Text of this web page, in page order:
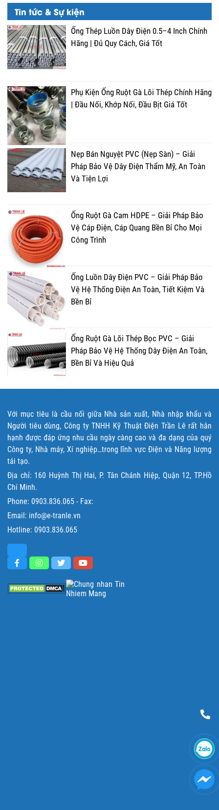
Tin tức & Sự kiện
Ống Thép Luồn Dây Điện 0.5–4 Inch Chính
Hãng | Đủ Quy Cách, Giá Tốt
Phụ Kiện Ống Ruột Gà Lõi Thép Chính Hãng
| Đầu Nối, Khớp Nối, Đầu Bịt Giá Tốt
Nẹp Bán Nguyệt PVC (Nẹp Sàn) – Giải
Pháp Bảo Vệ Dây Điện Thẩm Mỹ, An Toàn
Và Tiện Lợi
Ống Ruột Gà Cam HDPE – Giải Pháp Bảo
Vệ Cáp Điện, Cáp Quang Bền Bỉ Cho Mọi
Công Trình
Ống Luồn Dây Điện PVC – Giải Pháp Bảo
Vệ Hệ Thống Điện An Toàn, Tiết Kiệm Và
Bền Bỉ
Ống Ruột Gà Lõi Thép Bọc PVC – Giải
Pháp Bảo Vệ Hệ Thống Dây Điện An Toàn,
Bền Bỉ Và Hiệu Quả
Với mục tiêu là cầu nối giữa Nhà sản xuất, Nhà nhập khẩu và
Người tiêu dùng, Công ty TNHH Kỹ Thuật Điện Trần Lê rất hân
hạnh được đáp ứng nhu cầu ngày càng cao và đa dạng của quý
Công ty, Nhà máy, Xí nghiệp…trong lĩnh vực Điện và Năng lượng
tái tạo.
Địa chỉ: 160 Huỳnh Thị Hai, P. Tân Chánh Hiệp, Quận 12, TP.Hồ
Chí Minh.
Phone: 0903.836.065 - Fax:
Email: info@e-tranle.vn
Hotline: 0903.836.065